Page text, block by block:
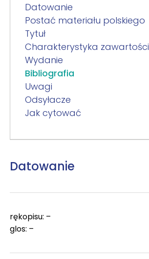
Datowanie
Postać materiału polskiego
Tytuł
Charakterystyka zawartości
Wydanie
Bibliografia
Uwagi
Odsyłacze
Jak cytować
Datowanie
rękopisu: –
glos: –